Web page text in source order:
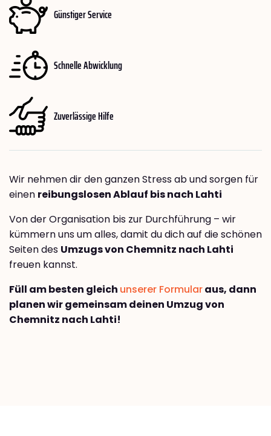
Günstiger Service
Schnelle Abwicklung
Zuverlässige Hilfe
Wir nehmen dir den ganzen Stress ab und sorgen für
einen reibungslosen Ablauf bis nach Lahti
Von der Organisation bis zur Durchführung – wir
kümmern uns um alles, damit du dich auf die schönen
Seiten des Umzugs von Chemnitz nach Lahti
freuen kannst.
Füll am besten gleich unserer Formularaus, dann
planen wir gemeinsam deinen Umzug von
Chemnitz nach Lahti!